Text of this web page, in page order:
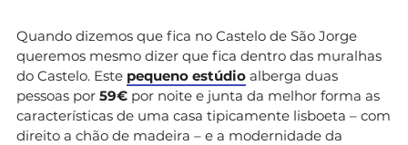
Quando dizemos que fica no Castelo de São Jorge
queremos mesmo dizer que fica dentro das muralhas
do Castelo. Este pequeno estúdio alberga duas
pessoas por 59€ por noite e junta da melhor forma as
características de uma casa tipicamente lisboeta – com
direito a chão de madeira – e a modernidade da